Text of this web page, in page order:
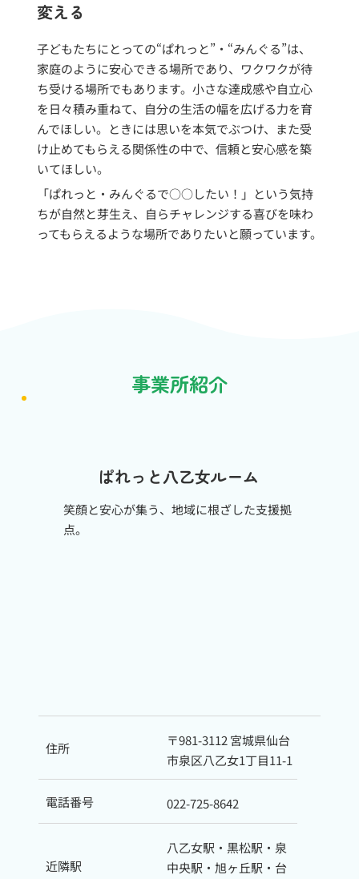
変える
子どもたちにとっての“ぱれっと”・“みんぐる”は、
家庭のように安心できる場所であり、ワクワクが待
ち受ける場所でもあります。小さな達成感や自立心
を日々積み重ねて、自分の生活の幅を広げる力を育
んでほしい。ときには思いを本気でぶつけ、また受
け止めてもらえる関係性の中で、信頼と安心感を築
いてほしい。
「ぱれっと・みんぐるで○○したい！」という気持
ちが自然と芽生え、自らチャレンジする喜びを味わ
ってもらえるような場所でありたいと願っています。
事業所紹介
ぱれっと八乙女ルーム
笑顔と安心が集う、地域に根ざした支援拠
点。
住所
〒981-3112 宮城県仙台
市泉区八乙女1丁目11-1
電話番号 022-725-8642
近隣駅
八乙女駅・黒松駅・泉
中央駅・旭ヶ丘駅・台